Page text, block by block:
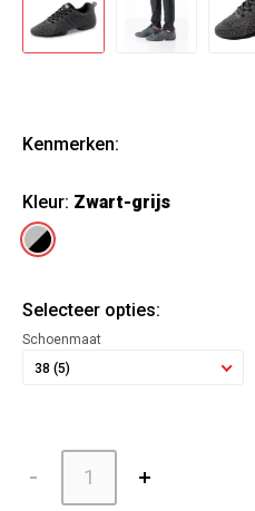
Kenmerken:
Kleur: Zwart-grijs
Selecteer opties:
Schoenmaat
38 (5)